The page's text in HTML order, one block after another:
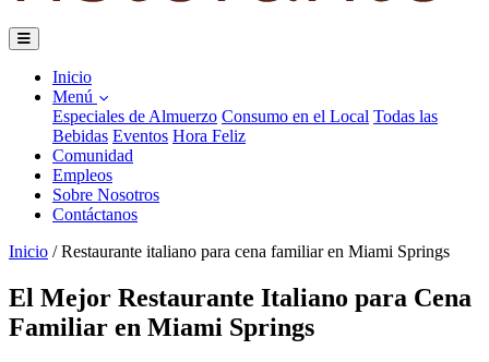
Inicio
Menú
Especiales de Almuerzo Consumo en el Local Todas las
Bebidas Eventos Hora Feliz
Comunidad
Empleos
Sobre Nosotros
Contáctanos
Inicio / Restaurante italiano para cena familiar en Miami Springs
El Mejor Restaurante Italiano para Cena
Familiar en Miami Springs